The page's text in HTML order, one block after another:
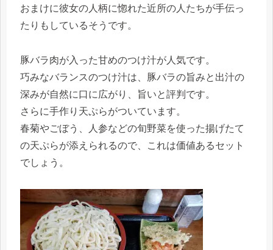
おまけに彼女の人柄に惚れた近所の人たちが手伝っ
たりもしているそうです。
豚バラ肉が入った甘めのつけ汁が人気です。
巧みなバランスのつけ汁は、豚バラの旨みと出汁の
深みが自然に口に広がり、旨いと評判です。
さらに手作り天ぷらがついています。
春菊やごぼう、人参などの旬野菜を使った揚げたて
の天ぷらが添えられるので、これは価値あるセット
でしょう。